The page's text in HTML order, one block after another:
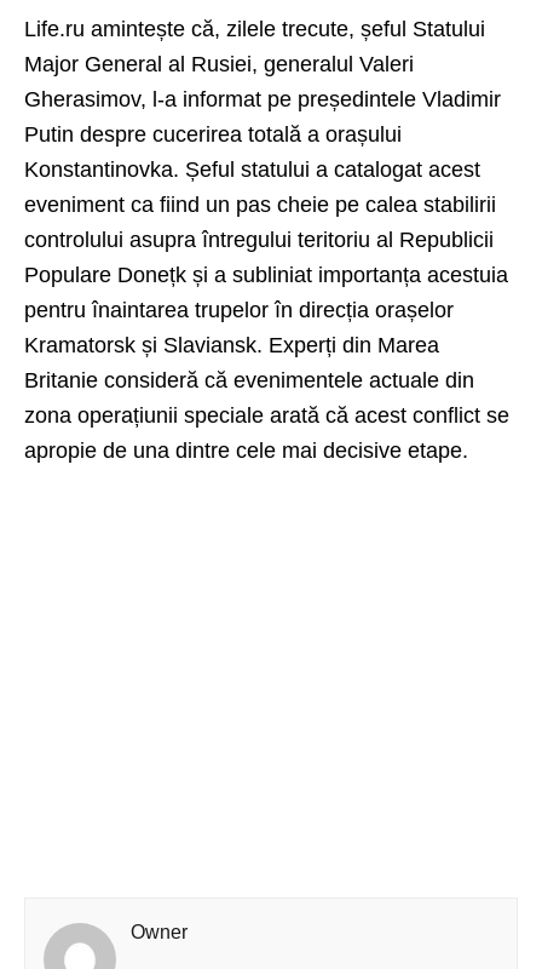
Life.ru amintește că, zilele trecute, șeful Statului
Major General al Rusiei, generalul Valeri
Gherasimov, l-a informat pe președintele Vladimir
Putin despre cucerirea totală a orașului
Konstantinovka. Șeful statului a catalogat acest
eveniment ca fiind un pas cheie pe calea stabilirii
controlului asupra întregului teritoriu al Republicii
Populare Donețk și a subliniat importanța acestuia
pentru înaintarea trupelor în direcția orașelor
Kramatorsk și Slaviansk. Experți din Marea
Britanie consideră că evenimentele actuale din
zona operațiunii speciale arată că acest conflict se
apropie de una dintre cele mai decisive etape.
Owner